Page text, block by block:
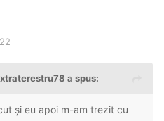
a spus:
și eu apoi m-am trezit cu